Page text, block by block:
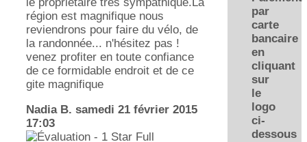
par
carte
bancaire
en
cliquant
sur
le
logo
ci-
dessous
le propriétaire très sympathique.La
région est magnifique nous
reviendrons pour faire du vélo, de
la randonnée... n'hésitez pas !
venez profiter en toute confiance
de ce formidable endroit et de ce
gite magnifique
Nadia B. samedi 21 février 2015
17:03